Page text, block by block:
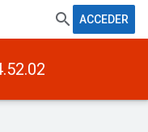
ACCEDER